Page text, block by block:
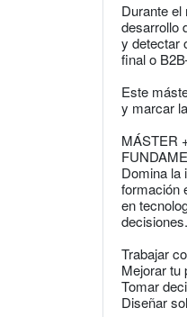
Durante
desarrollo
y detectar
final o
Este
y marcar
MÁSTER
Domina la
formación
en
Trabajar
Mejorar tu
Tomar
Diseñar